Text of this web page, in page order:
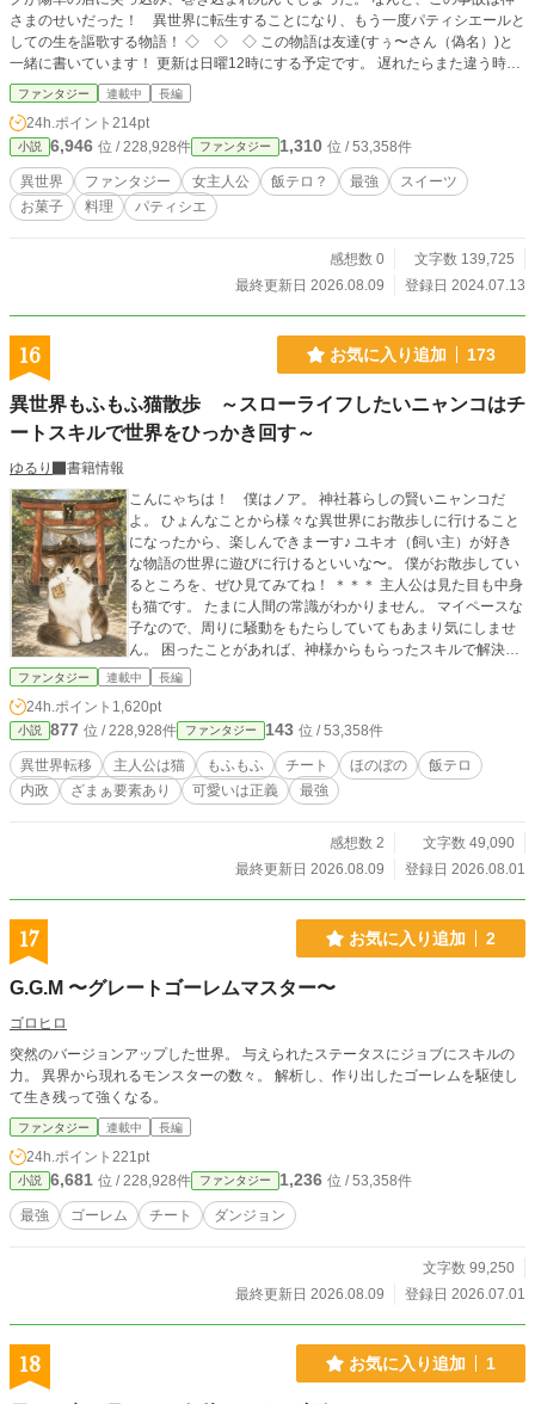
さまのせいだった！ 異世界に転生することになり、もう一度パティシエールと
しての生を謳歌する物語！ ◇ ◇ ◇ この物語は友達(すぅ〜さん（偽名）)と
一緒に書いています！ 更新は日曜12時にする予定です。 遅れたらまた違う時間
になりますが、更新はします。 感想お待ちしてます！ いいね・お気に入り登録
もよろしくお願いします！
ファンタジー 連載中 長編
24h.ポイント 214pt
小説 6,946 位 / 228,928件 ファンタジー 1,310 位 / 53,358件
異世界 ファンタジー 女主人公 飯テロ？ 最強
スイーツ
お菓子
料理 パティシエ
感想数 0
文字数 139,725
最終更新日 2026.08.09
登録日 2024.07.13
16 お気に入り追加 173
異世界もふもふ猫散歩 ～スローライフしたいニャンコはチ
ートスキルで世界をひっかき回す～
ゆるり
書籍情報
こんにゃちは！ 僕はノア。 神社暮らしの賢いニャンコだ
よ。 ひょんなことから様々な異世界にお散歩しに行けること
になったから、楽しんできまーす♪ ユキオ（飼い主）が好き
な物語の世界に遊びに行けるといいな〜。 僕がお散歩してい
るところを、ぜひ見てみてね！ ＊＊＊ 主人公は見た目も中身
も猫です。 たまに人間の常識がわかりません。 マイペースな
子なので、周りに騒動をもたらしていてもあまり気にしませ
ん。 困ったことがあれば、神様からもらったスキルで解決さ
せればいいやー、の精神です。 持ち前の愛嬌で、どの世界で
ます。
ファンタジー 連載中 長編
24h.ポイント 1,620pt
小説 877 位 / 228,928件 ファンタジー 143 位 / 53,358件
異世界転移 主人公は猫 もふもふ チート ほのぼの
飯テロ
内政
ざまぁ要素あり 可愛いは正義 最強
感想数 2
文字数 49,090
最終更新日 2026.08.09
登録日 2026.08.01
17 お気に入り追加 2
G.G.M 〜グレートゴーレムマスター〜
ゴロヒロ
突然のバージョンアップした世界。 与えられたステータスにジョブにスキルの
力。 異界から現れるモンスターの数々。 解析し、作り出したゴーレムを駆使し
て生き残って強くなる。
ファンタジー 連載中 長編
24h.ポイント 221pt
小説 6,681 位 / 228,928件 ファンタジー 1,236 位 / 53,358件
最強 ゴーレム チート ダンジョン
文字数 99,250
最終更新日 2026.08.09
登録日 2026.07.01
18 お気に入り追加 1